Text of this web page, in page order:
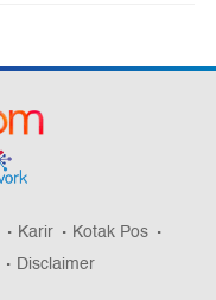
Karir
Kotak Pos
Disclaimer